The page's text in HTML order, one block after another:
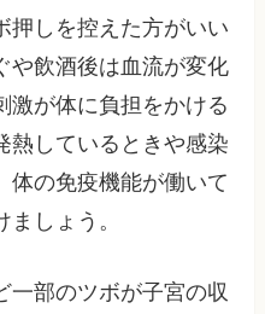
押しを控えた方がいい
や飲酒後は血流が変化
激が体に負担をかける
熱しているときや感染
体の免疫機能が働いて
しょう。
一部のツボが子宮の収